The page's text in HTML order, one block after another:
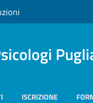
ISCRIZIONE